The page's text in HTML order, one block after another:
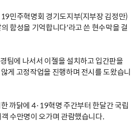
민주혁명회 경기도지부(지부장 김정만)
함성을 기억합니다'라고 쓴 현수막을 걸
팀에 나서서 이젤을 설치하고 입간판을
게 고정작업을 진행하며 전시를 도왔습니
까닭에 4·19혁명 주간부터 한달간 국립
수만명이 오가며 관람했습니다.